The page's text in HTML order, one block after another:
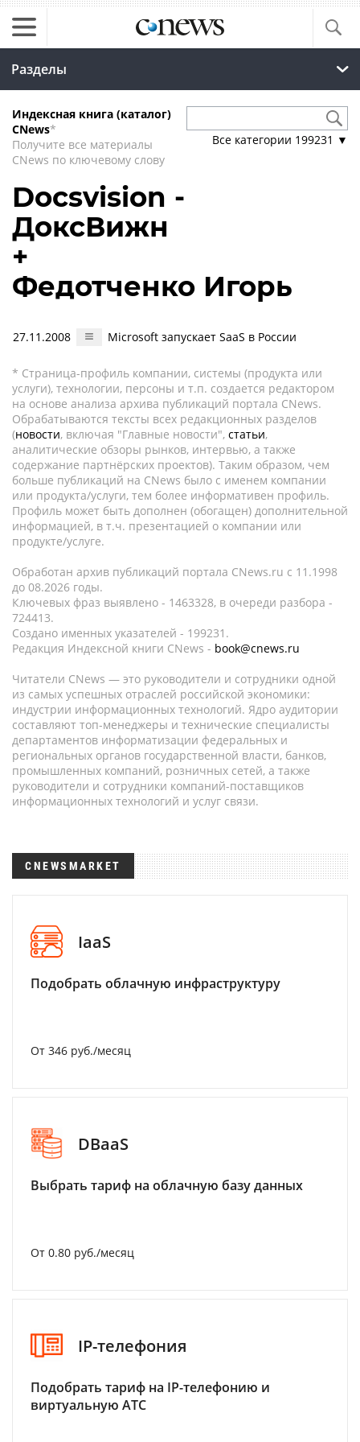
Разделы
Индексная книга (каталог)
CNews*
Получите все материалы
CNews по ключевому слову
Все категории 199231 ▼
Docsvision -
ДоксВижн
+
Федотченко Игорь
27.11.2008 Microsoft запускает SaaS в России
* Страница-профиль компании, системы (продукта или
услуги), технологии, персоны и т.п. создается редактором
на основе анализа архива публикаций портала CNews.
Обрабатываются тексты всех редакционных разделов
(новости, включая "Главные новости", статьи,
аналитические обзоры рынков, интервью, а также
содержание партнёрских проектов). Таким образом, чем
больше публикаций на CNews было с именем компании
или продукта/услуги, тем более информативен профиль.
Профиль может быть дополнен (обогащен) дополнительной
информацией, в т.ч. презентацией о компании или
продукте/услуге.
Обработан архив публикаций портала CNews.ru c 11.1998
до 08.2026 годы.
Ключевых фраз выявлено - 1463328, в очереди разбора -
724413.
Создано именных указателей - 199231.
Редакция Индексной книги CNews - book@cnews.ru
Читатели CNews — это руководители и сотрудники одной
из самых успешных отраслей российской экономики:
индустрии информационных технологий. Ядро аудитории
составляют топ-менеджеры и технические специалисты
департаментов информатизации федеральных и
региональных органов государственной власти, банков,
промышленных компаний, розничных сетей, а также
руководители и сотрудники компаний-поставщиков
информационных технологий и услуг связи.
CNEWSMARKET
IaaS
Подобрать облачную инфраструктуру
От 346 руб./месяц
DBaaS
Выбрать тариф на облачную базу данных
От 0.80 руб./месяц
IP-телефония
Подобрать тариф на IP-телефонию и
виртуальную АТС